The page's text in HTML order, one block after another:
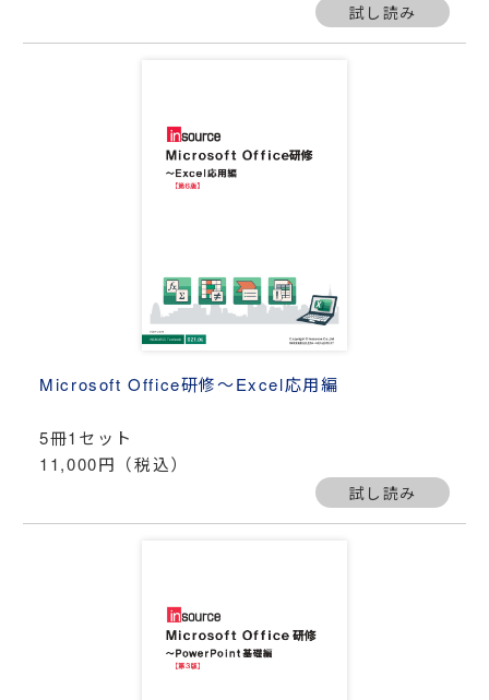
試し読み
Microsoft Office研修～Excel応用編
5冊1セット
11,000円（税込）
試し読み